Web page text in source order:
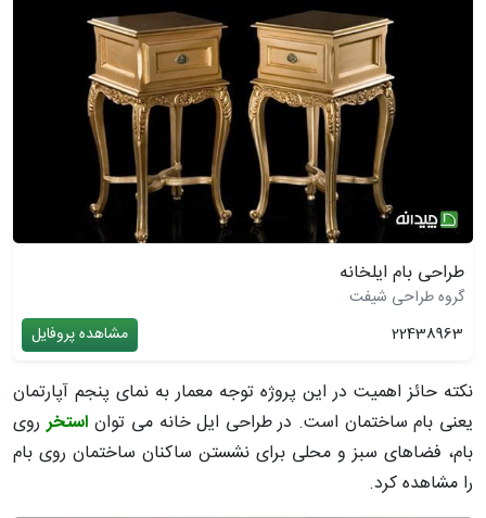
طراحی بام ایلخانه
گروه طراحی شیفت
22438963
مشاهده پروفایل
نکته حائز اهمیت در این پروژه توجه معمار به نمای پنجم آپارتمان
یعنی بام ساختمان است. در طراحی ایل خانه می توان استخرروی
بام، فضاهای سبز و محلی برای نشستن ساکنان ساختمان روی بام
را مشاهده کرد.